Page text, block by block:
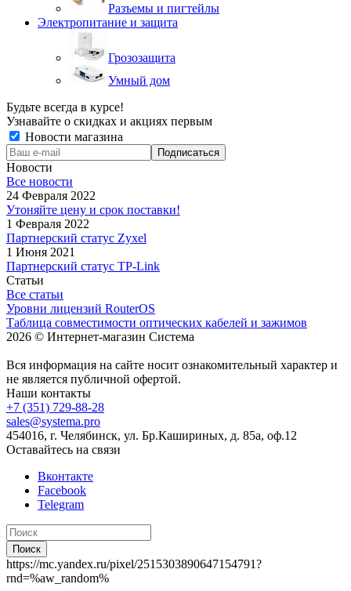
Разъемы и пигтейлы
Электропитание и защита
Грозозащита
Умный дом
Будьте всегда в курсе!
Узнавайте о скидках и акциях первым
Новости магазина
Новости
Все новости
24 Февраля 2022
Утоняйте цену и срок поставки!
1 Февраля 2022
Партнерский статус Zyxel
1 Июня 2021
Партнерский статус TP-Link
Статьи
Все статьи
Уровни лицензий RouterOS
Таблица совместимости оптических кабелей и зажимов
2026 © Интернет-магазин Система
Вся информация на сайте носит ознакомительный характер и
не является публичной офертой.
Наши контакты
+7 (351) 729-88-28
sales@systema.pro
454016, г. Челябинск, ул. Бр.Кашириных, д. 85а, оф.12
Оставайтесь на связи
Вконтакте
Facebook
Telegram
Поиск
https://mc.yandex.ru/pixel/2515303890647154791?
rnd=%aw_random%